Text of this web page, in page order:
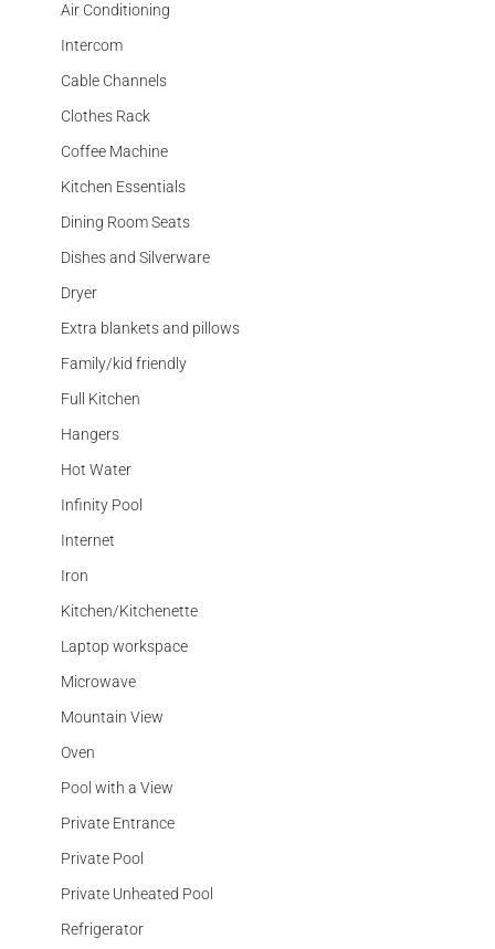
Air Conditioning
Intercom
Cable Channels
Clothes Rack
Coffee Machine
Kitchen Essentials
Dining Room Seats
Dishes and Silverware
Dryer
Extra blankets and pillows
Family/kid friendly
Full Kitchen
Hangers
Hot Water
Infinity Pool
Internet
Iron
Kitchen/Kitchenette
Laptop workspace
Microwave
Mountain View
Oven
Pool with a View
Private Entrance
Private Pool
Private Unheated Pool
Refrigerator